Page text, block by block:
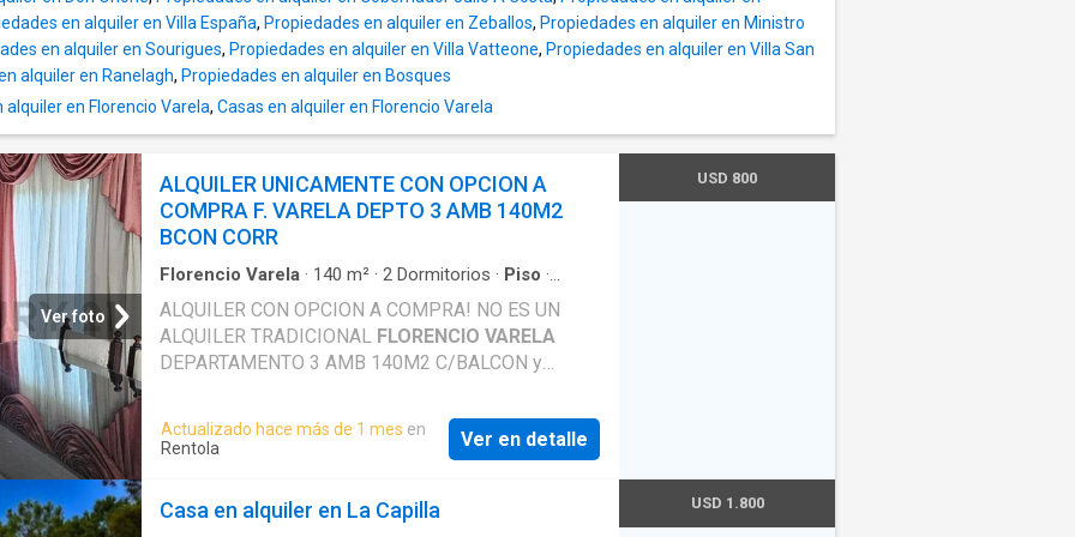
en alquiler en Villa España, Propiedades en alquiler en Zeballos, Propiedades en alquiler en Ministro
en alquiler en Sourigues, Propiedades en alquiler en Villa Vatteone, Propiedades en alquiler en Villa San
alquiler en Ranelagh, Propiedades en alquiler en Bosques
en Florencio Varela, Casas en alquiler en Florencio Varela
Ver foto
ALQUILER UNICAMENTE CON OPCION A
COMPRA F. VARELA DEPTO 3 AMB 140M2
BCON CORR
Florencio Varela · 140 m² · 2 Dormitorios · Piso ·
ALQUILER CON OPCION A COMPRA! NO ES UN
ALQUILER TRADICIONAL FLORENCIO VARELA
DEPARTAMENTO 3 AMB 140M2 C/BALCON y
ALQUILER CON OPCION A COMPRA, MIENTRAS LO
DISFRUTAS Y LO VIVIS LO VAS PAGANDO.
CONDICIONES: 1) SE PAGA UN ANTICIPO, 30% DEL
ALQUILER A 1 AÑO, TODO LO PAGADO
Actualizado hace más de 1 mes en
Rentola
Ver en detalle
USD 800
Casa en alquiler en La Capilla USD 1.800